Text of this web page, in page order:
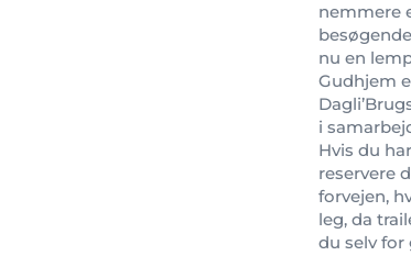
nemmere
nu en
Gudhjem
i
Hvis du
reservere
forvejen,
leg, da
du selv for